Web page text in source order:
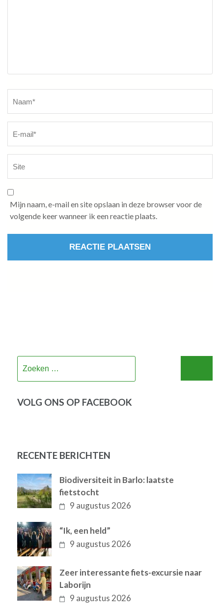
Mijn naam, e-mail en site opslaan in deze browser voor de
volgende keer wanneer ik een reactie plaats.
VOLG ONS OP FACEBOOK
RECENTE BERICHTEN
Biodiversiteit in Barlo: laatste
fietstocht
9 augustus 2026
“Ik, een held”
9 augustus 2026
Zeer interessante fiets-excursie naar
Laborijn
9 augustus 2026